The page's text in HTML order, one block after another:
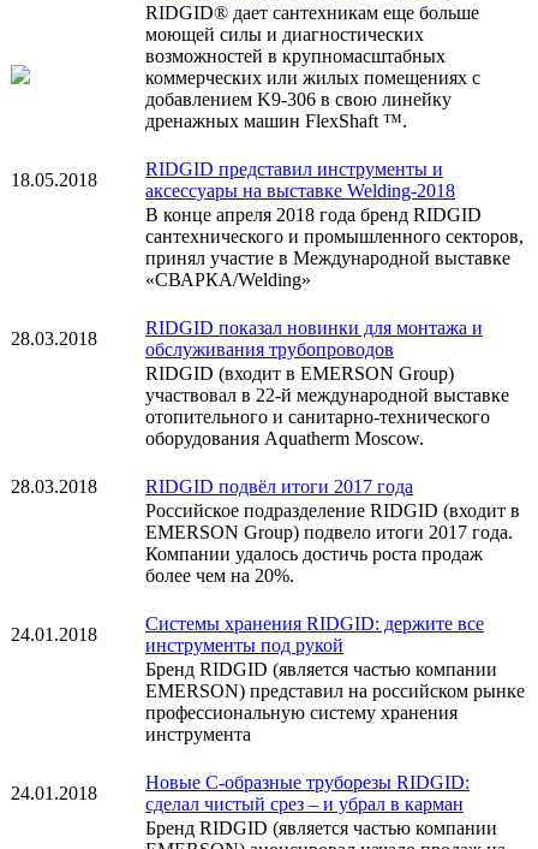
RIDGID® дает сантехникам еще больше
моющей силы и диагностических
возможностей в крупномасштабных
коммерческих или жилых помещениях с
добавлением K9-306 в свою линейку
дренажных машин FlexShaft ™.
18.05.2018
RIDGID представил инструменты и
аксессуары на выставке Welding-2018
В конце апреля 2018 года бренд RIDGID
сантехнического и промышленного секторов,
принял участие в Международной выставке
«СВАРКА/Welding»
28.03.2018
RIDGID показал новинки для монтажа и
обслуживания трубопроводов
RIDGID (входит в EMERSON Group)
участвовал в 22-й международной выставке
отопительного и санитарно-технического
оборудования Aquatherm Moscow.
28.03.2018
RIDGID подвёл итоги 2017 года
Российское подразделение RIDGID (входит в
EMERSON Group) подвело итоги 2017 года.
Компании удалось достичь роста продаж
более чем на 20%.
24.01.2018
Системы хранения RIDGID: держите все
инструменты под рукой
Бренд RIDGID (является частью компании
EMERSON) представил на российском рынке
профессиональную систему хранения
инструмента
24.01.2018
Новые С-образные труборезы RIDGID:
сделал чистый срез – и убрал в карман
Бренд RIDGID (является частью компании